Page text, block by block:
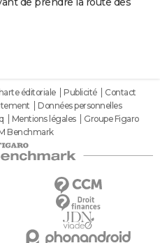
éditoriale Publicité
Contact
Données personnelles
Mentions légales
Groupe Figaro
Benchmark